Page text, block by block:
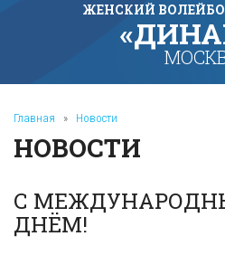
ЖЕНСКИЙ
Главная » Новости
НОВОСТИ
С
ДНЁМ!